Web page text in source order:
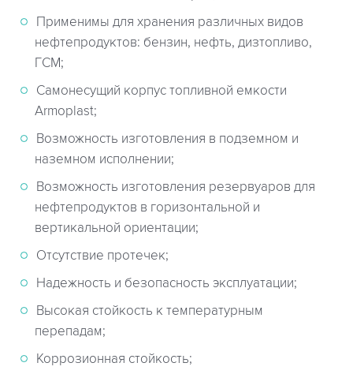
Применимы для хранения различных видов
нефтепродуктов: бензин, нефть, дизтопливо,
ГСМ;
Самонесущий корпус топливной емкости
Armoplast;
Возможность изготовления в подземном и
наземном исполнении;
Возможность изготовления резервуаров для
нефтепродуктов в горизонтальной и
вертикальной ориентации;
Отсутствие протечек;
Надежность и безопасность эксплуатации;
Высокая стойкость к температурным
перепадам;
Коррозионная стойкость;